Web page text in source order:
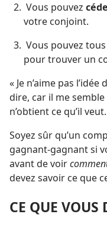
Vous pouvez
votre conjoint.
Vous pouvez
pour trouver un
« Je n’aime pas
dire, car il me semble
n’obtient ce qu’il
Soyez sûr qu’un
gagnant-gagnant si
avant de voir
devez savoir ce que
CE QUE VOUS